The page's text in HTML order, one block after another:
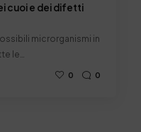
cuoi e dei difetti
microrganismi in
le…
0 0